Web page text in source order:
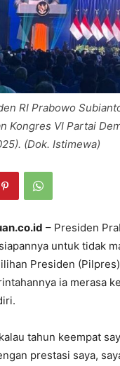
RI Prabowo
Kongres VI Partai
(Dok. Istimewa)
– Presiden
untuk tidak
Presiden
ia merasa
tahun keempat
prestasi saya,